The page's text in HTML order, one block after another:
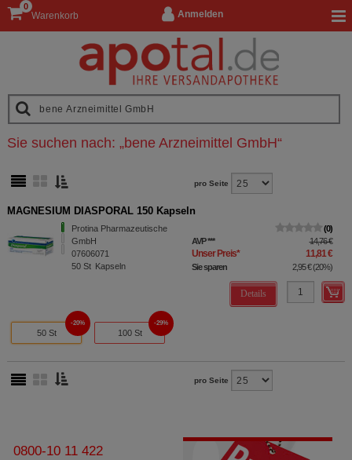
Anmelden
Warenkorb
0
Sie suchen nach: „bene Arzneimittel GmbH“
pro Seite
MAGNESIUM DIASPORAL 150 Kapseln
Protina Pharmazeutische
GmbH
07606071
50 St Kapseln
0
AVP*** 14,76 €
Unser Preis* 11,81 €
Sie sparen 2,95 €(20%)
Details
50 St
20%
100 St
29%
pro Seite
0800-10 11 422